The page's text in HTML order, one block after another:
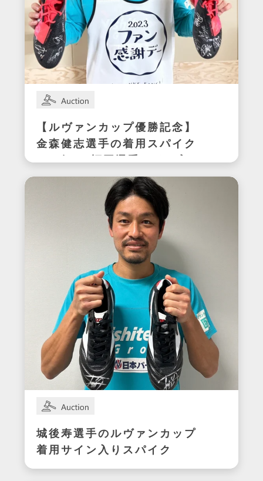
【ルヴァンカップ優勝記念】
金森健志選手の着用スパイク
(アビスパ福岡選手サイン入
り)
城後寿選手のルヴァンカップ
着用サイン入りスパイク